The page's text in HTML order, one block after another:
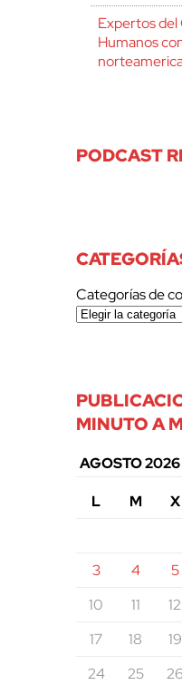
Expertos del
Humanos
PODCAST
Categorías de
MINUTO A
AGOSTO 2026
L
M X
3
4 5
10
11 12
17
18 19
24
25 26